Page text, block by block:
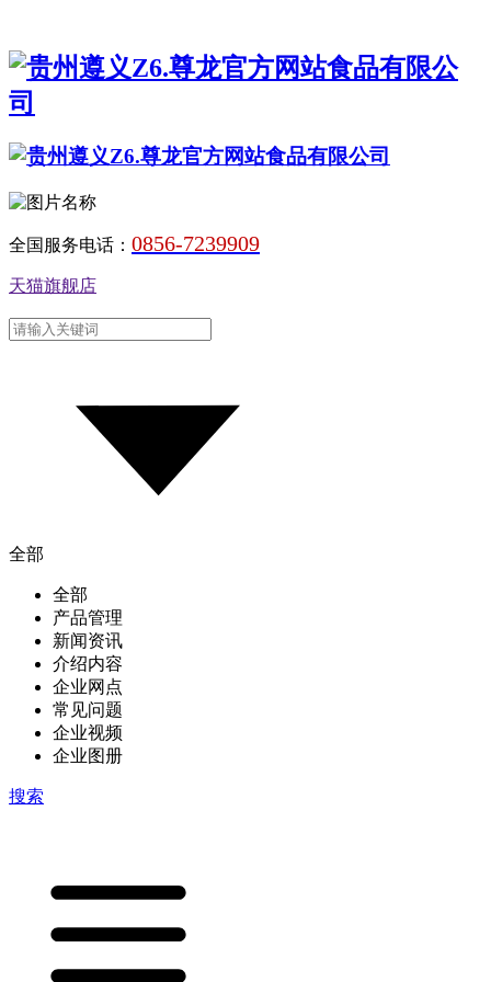
全国服务电话： 0856-7239909
天猫旗舰店
全部
全部
产品管理
新闻资讯
介绍内容
企业网点
常见问题
企业视频
企业图册
搜索